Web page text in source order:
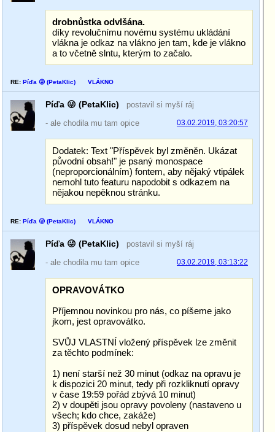
drobnůstka odvlšána.
díky revolučnímu novému systému ukládání
vlákna je odkaz na vlákno jen tam, kde je vlákno
a to včetně slntu, kterým to začalo.
RE: Píďa 😜 (PetaKlic) VLÁKNO
Píďa 😜 (PetaKlic)
postavil si myší ráj
- ale chodila mu tam opice
03.02.2019, 03:20:57
Dodatek: Text "Příspěvek byl změněn. Ukázat
původní obsah!" je psaný monospace
(neproporcionálním) fontem, aby nějaký vtipálek
nemohl tuto featuru napodobit s odkazem na
nějakou nepěknou stránku.
RE: Píďa 😜 (PetaKlic) VLÁKNO
Píďa 😜 (PetaKlic)
postavil si myší ráj
- ale chodila mu tam opice
03.02.2019, 03:13:22
OPRAVOVÁTKO
Příjemnou novinkou pro nás, co píšeme jako
jkom, jest opravovátko.
SVŮJ VLASTNÍ vložený příspěvek lze změnit
za těchto podmínek:
1) není starší než 30 minut (odkaz na opravu je
k dispozici 20 minut, tedy při rozkliknutí opravy
v čase 19:59 pořád zbývá 10 minut)
2) v doupěti jsou opravy povoleny (nastaveno u
všech; kdo chce, zakáže)
3) příspěvek dosud nebyl opraven